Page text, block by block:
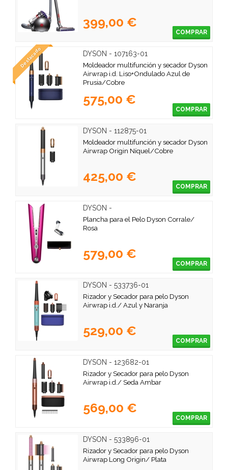
399,00 €
COMPRAR
Destacado
DYSON - 107163-01
Moldeador multifunción y secador Dyson
Airwrap i.d. Liso+Ondulado Azul de
Prusia/Cobre
575,00 €
COMPRAR
DYSON - 112875-01
Moldeador multifunción y secador Dyson
Airwrap Origin Níquel/Cobre
425,00 €
COMPRAR
DYSON -
Plancha para el Pelo Dyson Corrale/
Rosa
579,00 €
COMPRAR
DYSON - 533736-01
Rizador y Secador para pelo Dyson
Airwrap i.d./ Azul y Naranja
529,00 €
COMPRAR
DYSON - 123682-01
Rizador y Secador para pelo Dyson
Airwrap i.d./ Seda Ambar
569,00 €
COMPRAR
DYSON - 533896-01
Rizador y Secador para pelo Dyson
Airwrap Long Origin/ Plata